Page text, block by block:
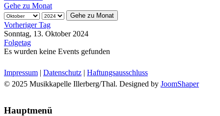
Gehe zu Monat
Gehe zu Monat
Vorheriger Tag
Sonntag, 13. Oktober 2024
Folgetag
Es wurden keine Events gefunden
Impressum | Datenschutz | Haftungsausschluss
© 2025 Musikkapelle Illerberg/Thal. Designed by JoomShaper
Hauptmenü